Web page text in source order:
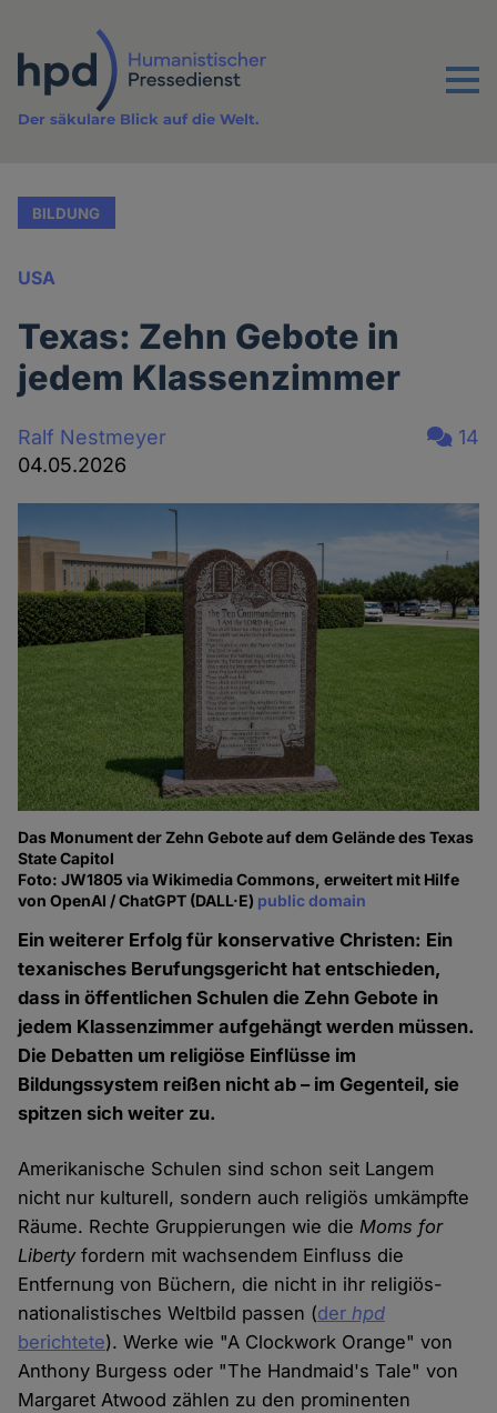
Inhalt
Menu
Der säkulare Blick auf die Welt.
BILDUNG
USA
Texas: Zehn Gebote in
jedem Klassenzimmer
Ralf Nestmeyer
04.05.2026
14
Das Monument der Zehn Gebote auf dem Gelände des Texas
State Capitol
Foto: JW1805 via Wikimedia Commons, erweitert mit Hilfe
von OpenAI / ChatGPT (DALL·E) public domain
Ein weiterer Erfolg für konservative Christen: Ein
texanisches Berufungsgericht hat entschieden,
dass in öffentlichen Schulen die Zehn Gebote in
jedem Klassenzimmer aufgehängt werden müssen.
Die Debatten um religiöse Einflüsse im
Bildungssystem reißen nicht ab – im Gegenteil, sie
spitzen sich weiter zu.
Amerikanische Schulen sind schon seit Langem
nicht nur kulturell, sondern auch religiös umkämpfte
Räume. Rechte Gruppierungen wie dieMoms for
Libertyfordern mit wachsendem Einfluss die
Entfernung von Büchern, die nicht in ihr religiös-
nationalistisches Weltbild passen (derhpd
berichtete). Werke wie "A Clockwork Orange" von
Anthony Burgess oder "The Handmaid's Tale" von
Margaret Atwood zählen zu den prominenten